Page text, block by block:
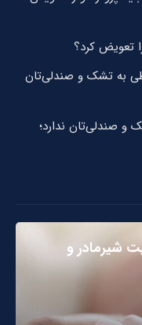
تعویض کرد؟
به تشک و صندلی‌تان
و صندلی‌تان ندارد؛
شیرمادر و